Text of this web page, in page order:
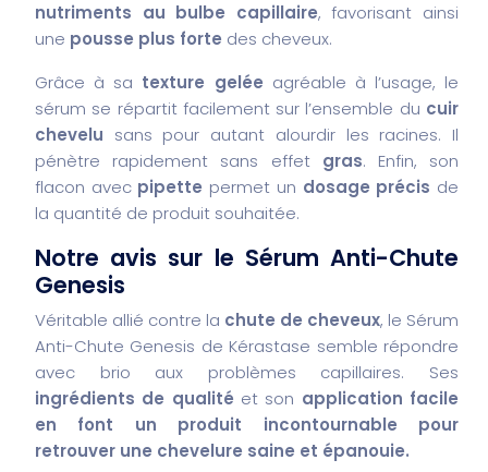
nutriments au bulbe capillaire, favorisant ainsi
une pousse plus forte des cheveux.
Grâce à sa texture gelée agréable à l’usage, le
sérum se répartit facilement sur l’ensemble du cuir
chevelu sans pour autant alourdir les racines. Il
pénètre rapidement sans effet gras. Enfin, son
flacon avec pipette permet un dosage précis de
la quantité de produit souhaitée.
Notre avis sur le Sérum Anti-Chute
Genesis
Véritable allié contre la chute de cheveux, le Sérum
Anti-Chute Genesis de Kérastase semble répondre
avec brio aux problèmes capillaires. Ses
ingrédients de qualité et son application facile
en font un produit incontournable pour
retrouver une chevelure saine et épanouie.